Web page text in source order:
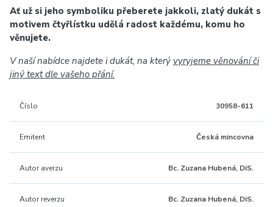
Ať už si jeho symboliku přeberete jakkoli, zlatý dukát s
motivem čtyřlístku udělá radost každému, komu ho
věnujete.
V naší nabídce najdete i dukát, na který vyryjeme věnování či
jiný text dle vašeho přání.
Číslo 30958-611
Emitent Česká mincovna
Autor averzu Bc. Zuzana Hubená, DiS.
Autor reverzu Bc. Zuzana Hubená, DiS.